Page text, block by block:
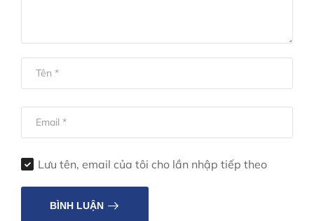
Lưu tên, email của tôi cho lần nhập tiếp theo
BÌNH LUẬN